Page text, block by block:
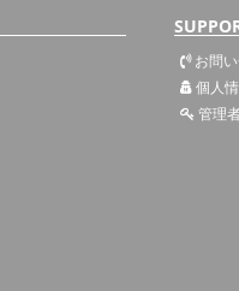
お問
個人
管理